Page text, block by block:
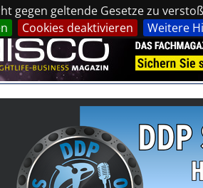
gegen geltende Gesetze zu
Cookies deaktivieren Weitere